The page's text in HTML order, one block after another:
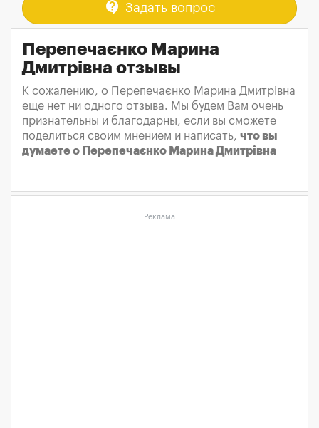
contact_support Задать вопрос
Перепечаєнко Марина
Дмитрівна отзывы
К сожалению, о Перепечаєнко Марина Дмитрівна
еще нет ни одного отзыва. Мы будем Вам очень
признательны и благодарны, если вы сможете
поделиться своим мнением и написать, что вы
думаете о Перепечаєнко Марина Дмитрівна
Реклама